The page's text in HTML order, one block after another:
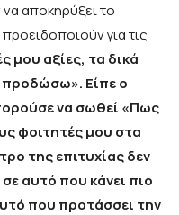
αποκηρύξει το
για τις
μου αξίες, τα δικά
Είπε ο
να σωθεί «Πως
φοιτητές μου στα
της επιτυχίας δεν
αυτό που κάνει πιο
που προτάσσει την